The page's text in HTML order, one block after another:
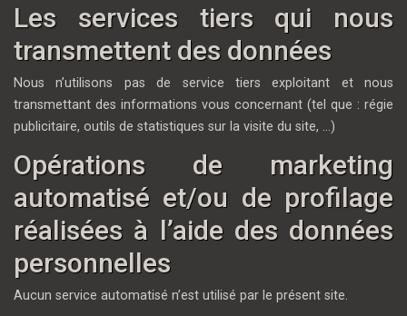
Les services tiers qui nous
transmettent des données
Nous n’utilisons pas de service tiers exploitant et nous
transmettant des informations vous concernant (tel que : régie
publicitaire, outils de statistiques sur la visite du site, …)
Opérations de marketing
automatisé et/ou de profilage
réalisées à l’aide des données
personnelles
Aucun service automatisé n’est utilisé par le présent site.